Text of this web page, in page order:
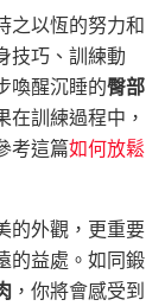
之以恆的努力和
技巧、訓練動
喚醒沉睡的臀部
在訓練過程中，
考這篇如何放鬆
的外觀，更重要
的益處。如同鍛
，你將會感受到